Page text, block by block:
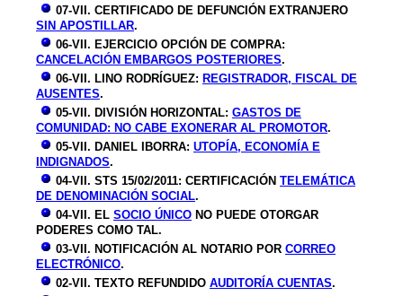
07-VII. CERTIFICADO DE DEFUNCIÓN EXTRANJERO
SIN APOSTILLAR.
06-VII. EJERCICIO OPCIÓN DE COMPRA:
CANCELACIÓN EMBARGOS POSTERIORES.
06-VII. LINO RODRÍGUEZ: REGISTRADOR, FISCAL DE
AUSENTES.
05-VII. DIVISIÓN HORIZONTAL: GASTOS DE
COMUNIDAD: NO CABE EXONERAR AL PROMOTOR.
05-VII. DANIEL IBORRA: UTOPÍA, ECONOMÍA E
INDIGNADOS.
04-VII. STS 15/02/2011: CERTIFICACIÓN TELEMÁTICA
DE DENOMINACIÓN SOCIAL.
04-VII. EL SOCIO ÚNICO NO PUEDE OTORGAR
PODERES COMO TAL.
03-VII. NOTIFICACIÓN AL NOTARIO POR CORREO
ELECTRÓNICO.
02-VII. TEXTO REFUNDIDO AUDITORÍA CUENTAS.